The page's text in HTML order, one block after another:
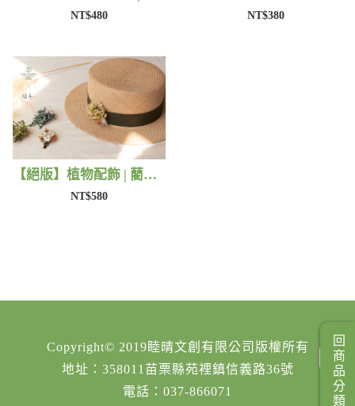
NT$480 NT$380
【絕版】植物配飾 | 藺子X法洛勒姆
NT$580
Copyright© 2019睦晴文創有限公司版權所有
地址：358011苗栗縣苑裡鎮信義路36號
電話：037-866071
回商品分類